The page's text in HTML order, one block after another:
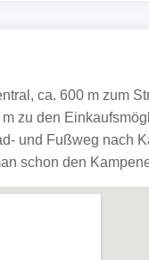
ca. 600 m zum
zu den
und Fußweg nach
schon den